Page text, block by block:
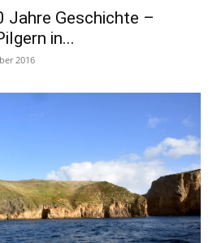
Jahre Geschichte –
in...
2016